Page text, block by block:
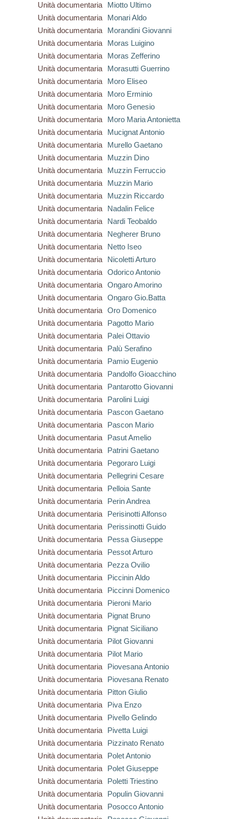
Unità documentaria
Miotto Ultimo
Unità documentaria
Monari Aldo
Unità documentaria
Morandini Giovanni
Unità documentaria
Moras Luigino
Unità documentaria
Moras Zefferino
Unità documentaria
Morasutti Guerrino
Unità documentaria
Moro Eliseo
Unità documentaria
Moro Erminio
Unità documentaria
Moro Genesio
Unità documentaria
Moro Maria Antonietta
Unità documentaria
Mucignat Antonio
Unità documentaria
Murello Gaetano
Unità documentaria
Muzzin Dino
Unità documentaria
Muzzin Ferruccio
Unità documentaria
Muzzin Mario
Unità documentaria
Muzzin Riccardo
Unità documentaria
Nadalin Felice
Unità documentaria
Nardi Teobaldo
Unità documentaria
Negherer Bruno
Unità documentaria
Netto Iseo
Unità documentaria
Nicoletti Arturo
Unità documentaria
Odorico Antonio
Unità documentaria
Ongaro Amorino
Unità documentaria
Ongaro Gio.Batta
Unità documentaria
Oro Domenico
Unità documentaria
Pagotto Mario
Unità documentaria
Palei Ottavio
Unità documentaria
Palù Serafino
Unità documentaria
Pamio Eugenio
Unità documentaria
Pandolfo Gioacchino
Unità documentaria
Pantarotto Giovanni
Unità documentaria
Parolini Luigi
Unità documentaria
Pascon Gaetano
Unità documentaria
Pascon Mario
Unità documentaria
Pasut Amelio
Unità documentaria
Patrini Gaetano
Unità documentaria
Pegoraro Luigi
Unità documentaria
Pellegrini Cesare
Unità documentaria
Pelloia Sante
Unità documentaria
Perin Andrea
Unità documentaria
Perisinotti Alfonso
Unità documentaria
Perissinotti Guido
Unità documentaria
Pessa Giuseppe
Unità documentaria
Pessot Arturo
Unità documentaria
Pezza Ovilio
Unità documentaria
Piccinin Aldo
Unità documentaria
Piccinni Domenico
Unità documentaria
Pieroni Mario
Unità documentaria
Pignat Bruno
Unità documentaria
Pignat Siciliano
Unità documentaria
Pilot Giovanni
Unità documentaria
Pilot Mario
Unità documentaria
Piovesana Antonio
Unità documentaria
Piovesana Renato
Unità documentaria
Pitton Giulio
Unità documentaria
Piva Enzo
Unità documentaria
Pivello Gelindo
Unità documentaria
Pivetta Luigi
Unità documentaria
Pizzinato Renato
Unità documentaria
Polet Antonio
Unità documentaria
Polet Giuseppe
Unità documentaria
Poletti Triestino
Unità documentaria
Populin Giovanni
Unità documentaria
Posocco Antonio